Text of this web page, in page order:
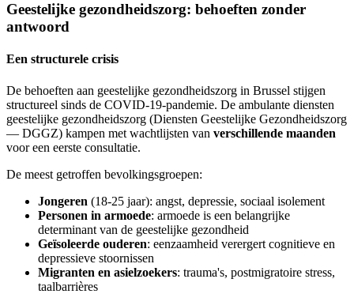
Geestelijke gezondheidszorg: behoeften zonder
antwoord
Een structurele crisis
De behoeften aan geestelijke gezondheidszorg in Brussel stijgen
structureel sinds de COVID-19-pandemie. De ambulante diensten
geestelijke gezondheidszorg (Diensten Geestelijke Gezondheidszorg
— DGGZ) kampen met wachtlijsten van verschillende maanden
voor een eerste consultatie.
De meest getroffen bevolkingsgroepen:
Jongeren (18-25 jaar): angst, depressie, sociaal isolement
Personen in armoede: armoede is een belangrijke
determinant van de geestelijke gezondheid
Geïsoleerde ouderen: eenzaamheid verergert cognitieve en
depressieve stoornissen
Migranten en asielzoekers: trauma's, postmigratoire stress,
taalbarrières